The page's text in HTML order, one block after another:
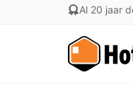
Al 20 jaar